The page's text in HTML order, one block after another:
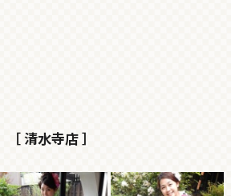
［ 清水寺店 ］